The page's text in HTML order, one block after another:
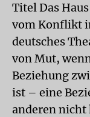
Titel Das
vom Konflikt
deutsches
von Mut,
Beziehung
ist – eine
anderen nicht